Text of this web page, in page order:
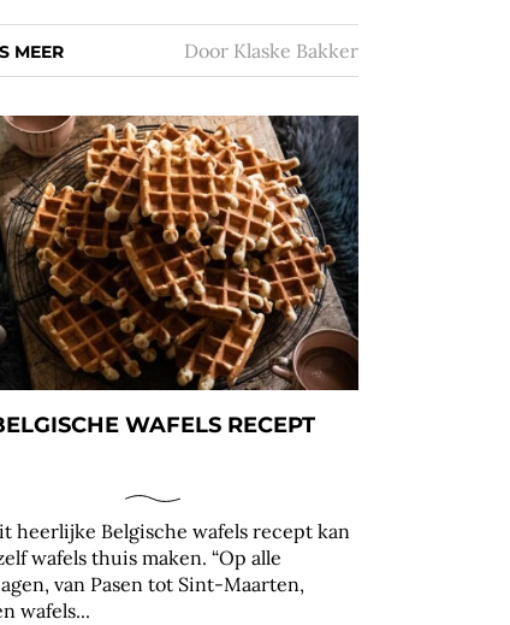
MEER Door Klaske Bakker
WAFELS RECEPT
heerlijke Belgische wafels recept kan
wafels thuis maken. “Op alle
van Pasen tot Sint-Maarten,
wafels...